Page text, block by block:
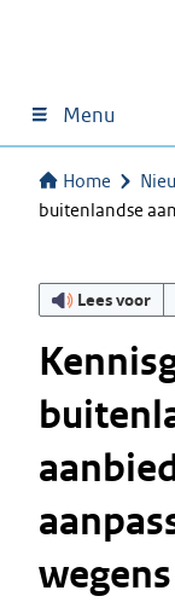
Menu
Home
buitenlandse
Lees voor
wegens